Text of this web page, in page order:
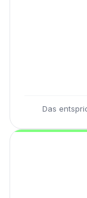
Das